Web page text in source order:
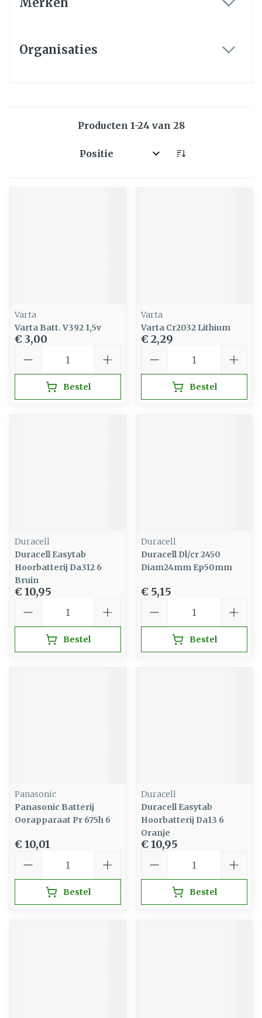
Organisaties
Producten 1-24 van 28
Sorteer op:
Varta
Varta Batt. V392 1,5v
€ 3,00
Bestel
Varta
Varta Cr2032 Lithium
€ 2,29
Bestel
Duracell
Duracell Easytab
Hoorbatterij Da312 6
Bruin
€ 10,95
Bestel
Duracell
Duracell Dl/cr 2450
Diam24mm Ep50mm
€ 5,15
Bestel
Panasonic
Panasonic Batterij
Oorapparaat Pr 675h 6
€ 10,01
Bestel
Duracell
Duracell Easytab
Hoorbatterij Da13 6
Oranje
€ 10,95
Bestel